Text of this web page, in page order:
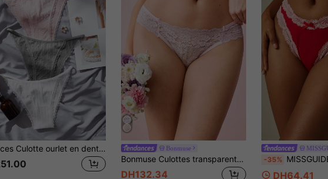
3 pièces Culotte ourlet en dentelle Bonmuse
Bonmuse Culottes transparentes sexy avec bordure en dentelle sans couture (string), rose
DH132.34
-35% MISSGUIDED Culotte avec bordure en dentelle, ceinture en
DH64.41